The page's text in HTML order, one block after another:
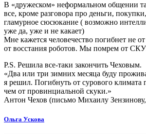
В «дружеском» неформальном общении
все, кроме разговора про деньги,
гламурное сюсюкание ( возможно
уже да, уже и не какает)
Мне кажется человечество погибнет не
от восстания роботов. Мы помрем от
P.S. Решила все-таки закончить Чеховым.
«Два или три зимних месяца буду
я решил. Погибнуть от сурового климата
чем от провинциальной скуки.»
Антон Чехов (письмо Михаилу
Ольга Ускова